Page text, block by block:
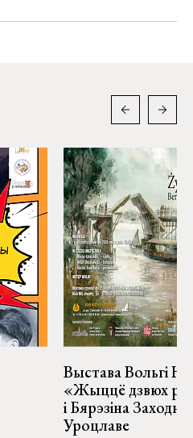
Выстава Вольгі
«Жыццё дзвюх
і Бярэзіна
Уроцлаве